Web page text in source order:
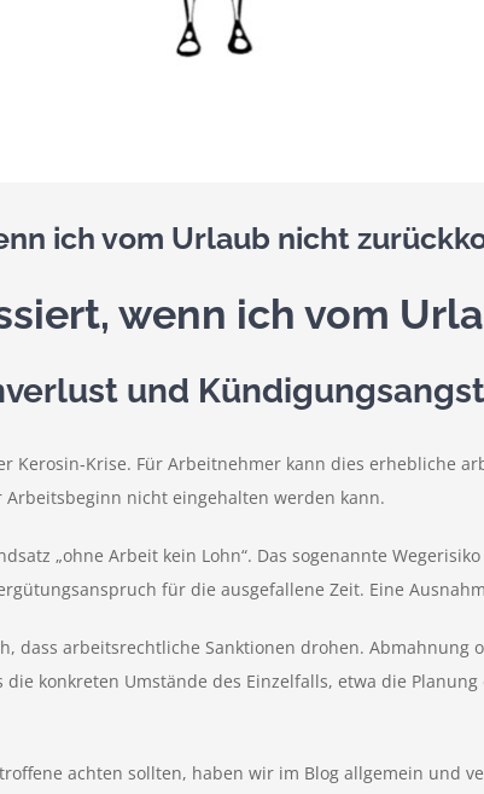
ich vom Urlaub nicht
wenn ich vom
und Kündigungsangst
Kerosin‑Krise. Für Arbeitnehmer kann dies erhebliche
nicht eingehalten werden kann.
„ohne Arbeit kein Lohn“. Das sogenannte
für die ausgefallene Zeit. Eine
dass arbeitsrechtliche Sanktionen drohen.
konkreten Umstände des Einzelfalls, etwa die
achten sollten, haben wir im Blog allgemein und